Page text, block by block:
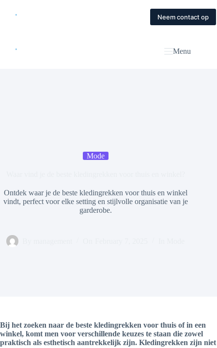
Contact
Neem contact op
Menu
Mode
Ontdek waar je de beste kledingrekken voor thuis en winkel
vindt, perfect voor elke setting en stijlvolle organisatie van je
garderobe.
Bij het zoeken naar de beste kledingrekken voor thuis of in een
winkel, komt men voor verschillende keuzes te staan die zowel
praktisch als esthetisch aantrekkelijk zijn. Kledingrekken zijn niet